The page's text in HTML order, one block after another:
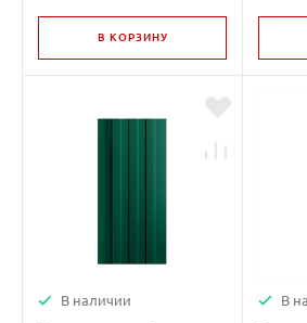
В КОРЗИНУ
В наличии В